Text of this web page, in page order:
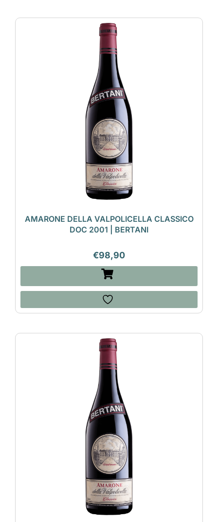
AMARONE DELLA VALPOLICELLA CLASSICO
DOC 2001 | BERTANI
€98,90